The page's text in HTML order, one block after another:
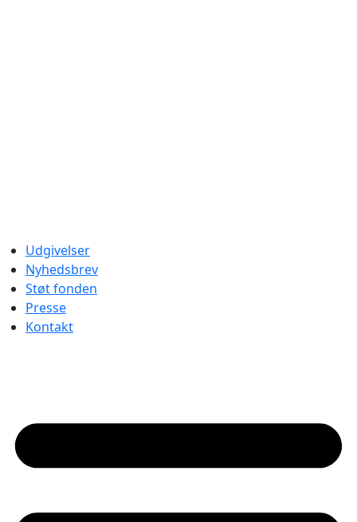
Udgivelser
Nyhedsbrev
Støt fonden
Presse
Kontakt